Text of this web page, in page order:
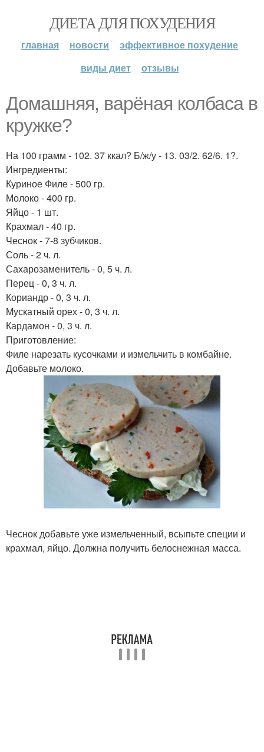
ДИЕТА ДЛЯ ПОХУДЕНИЯ
главная новости
эффективное похудение
виды диет
отзывы
Домашняя, варёная колбаса в
кружке?
На 100 грамм - 102. 37 ккал? Б/ж/у - 13. 03/2. 62/6. 1?.
Ингредиенты:
Куриное Филе - 500 гр.
Молоко - 400 гр.
Яйцо - 1 шт.
Крахмал - 40 гр.
Чеснок - 7-8 зубчиков.
Соль - 2 ч. л.
Сахарозаменитель - 0, 5 ч. л.
Перец - 0, 3 ч. л.
Кориандр - 0, 3 ч. л.
Мускатный орех - 0, 3 ч. л.
Кардамон - 0, 3 ч. л.
Приготовление:
Филе нарезать кусочками и измельчить в комбайне.
Добавьте молоко.
Чеснок добавьте уже измельченный, всыпьте специи и
крахмал, яйцо. Должна получить белоснежная масса.